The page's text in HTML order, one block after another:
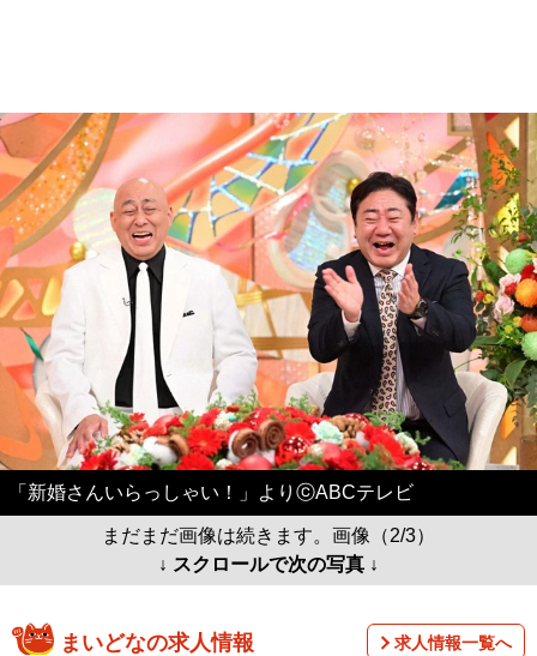
「新婚さんいらっしゃい！」よりⓒABCテレビ
まだまだ画像は続きます。画像（2/3）
↓ スクロールで次の写真 ↓
まいどなの求人情報 求人情報一覧へ